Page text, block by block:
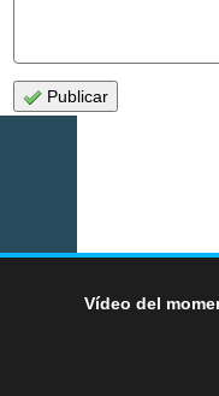
Publicar
Vídeo del